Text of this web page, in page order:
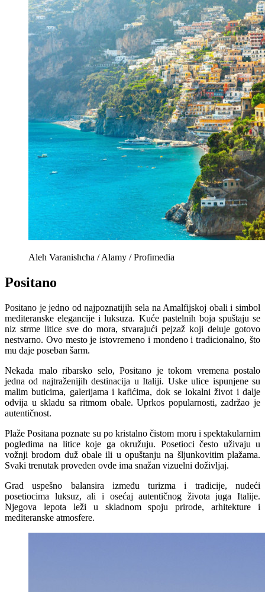
Aleh Varanishcha / Alamy / Profimedia
Positano
Positano je jedno od najpoznatijih sela na Amalfijskoj obali i simbol
mediteranske elegancije i luksuza. Kuće pastelnih boja spuštaju se
niz strme litice sve do mora, stvarajući pejzaž koji deluje gotovo
nestvarno. Ovo mesto je istovremeno i mondeno i tradicionalno, što
mu daje poseban šarm.
Nekada malo ribarsko selo, Positano je tokom vremena postalo
jedna od najtraženijih destinacija u Italiji. Uske ulice ispunjene su
malim buticima, galerijama i kafićima, dok se lokalni život i dalje
odvija u skladu sa ritmom obale. Uprkos popularnosti, zadržao je
autentičnost.
Plaže Positana poznate su po kristalno čistom moru i spektakularnim
pogledima na litice koje ga okružuju. Posetioci često uživaju u
vožnji brodom duž obale ili u opuštanju na šljunkovitim plažama.
Svaki trenutak proveden ovde ima snažan vizuelni doživljaj.
Grad uspešno balansira između turizma i tradicije, nudeći
posetiocima luksuz, ali i osećaj autentičnog života juga Italije.
Njegova lepota leži u skladnom spoju prirode, arhitekture i
mediteranske atmosfere.